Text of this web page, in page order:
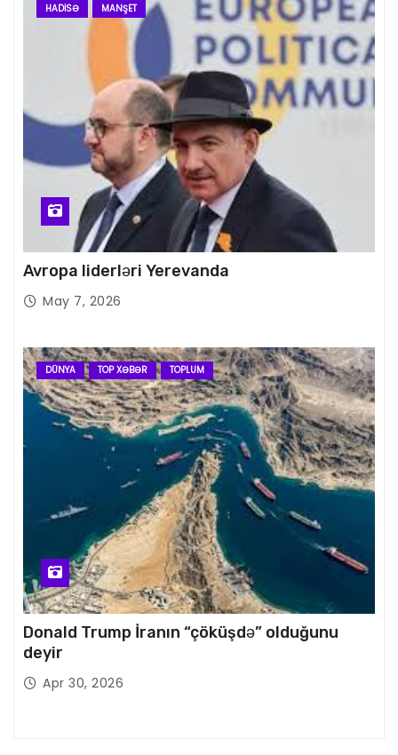
HADISƏ MANŞET
Avropa liderləri Yerevanda
May 7, 2026
DÜNYA TOP XƏBƏR TOPLUM
Donald Trump İranın “çöküşdə” olduğunu
deyir
Apr 30, 2026